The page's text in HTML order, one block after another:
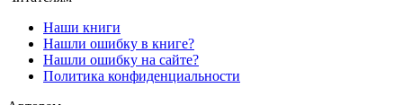
Наши книги
Нашли ошибку в книге?
Нашли ошибку на сайте?
Политика конфиденциальности